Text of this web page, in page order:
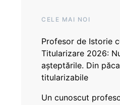
CELE MAI NOI
Profesor de Istorie
Titularizare 2026:
așteptările. Din
titularizabile
Un cunoscut